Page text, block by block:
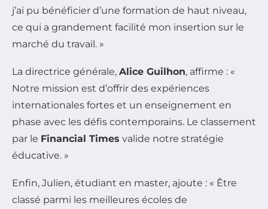
j’ai pu bénéficier d’une formation de haut niveau,
ce qui a grandement facilité mon insertion sur le
marché du travail. »
La directrice générale, Alice Guilhon, affirme : «
Notre mission est d’offrir des expériences
internationales fortes et un enseignement en
phase avec les défis contemporains. Le classement
par le Financial Times valide notre stratégie
éducative. »
Enfin, Julien, étudiant en master, ajoute : « Être
classé parmi les meilleures écoles de